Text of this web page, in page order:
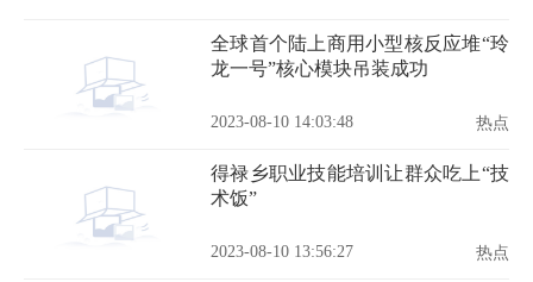
全球首个陆上商用小型核反应堆“玲
龙一号”核心模块吊装成功
2023-08-10 14:03:48 热点
得禄乡职业技能培训让群众吃上“技
术饭”
2023-08-10 13:56:27 热点